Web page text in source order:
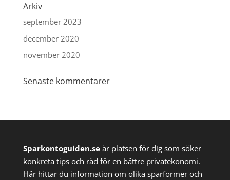
Arkiv
september 2023
december 2020
november 2020
Senaste kommentarer
Sparkontoguiden.seär platsen för dig som söker
konkreta tips och råd för en bättre privatekonomi.
Här hittar du information om olika sparformer och